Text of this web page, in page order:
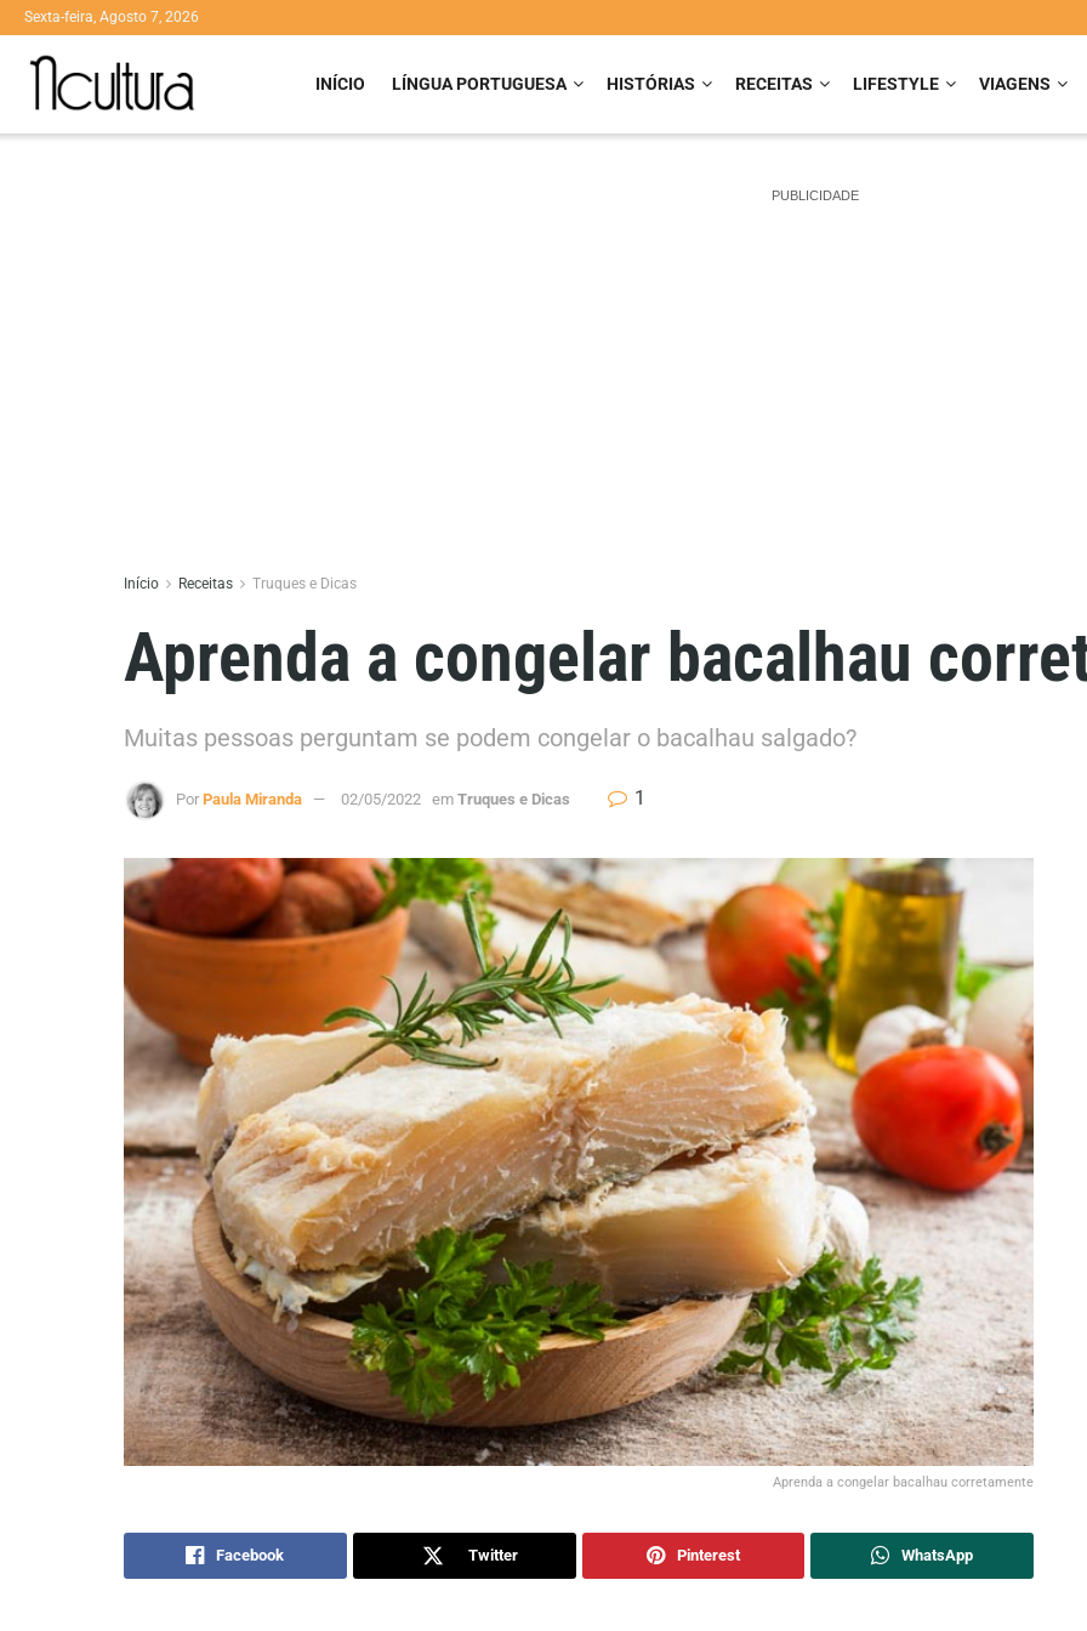
Sexta-feira, Agosto 7, 2026
INÍCIO LÍNGUA PORTUGUESA HISTÓRIAS RECEITAS LIFESTYLE VIAGENS
PUBLICIDADE
Início Receitas Truques e Dicas
Aprenda a congelar bacalhau
Muitas pessoas perguntam se podem congelar o bacalhau salgado?
Por Paula Miranda 02/05/2022 em Truques e Dicas 1
Aprenda a congelar bacalhau corretamente
Facebook Twitter Pinterest WhatsApp